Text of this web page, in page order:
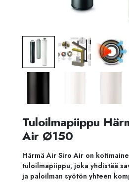
Tuloilmapiippu
Air Ø150
Härmä Air Siro Air on
tuloilmapiippu, joka yhdistää
ja paloilman syötön yhteen